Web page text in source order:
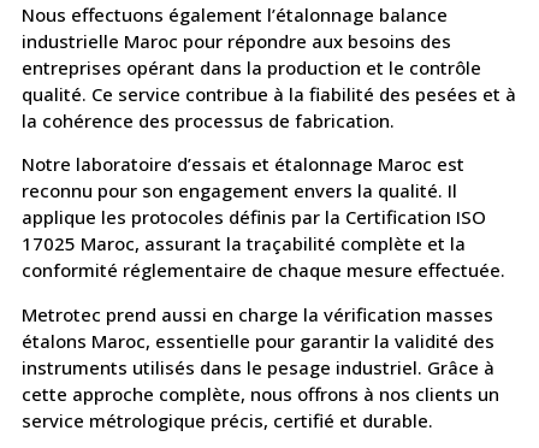
Nous effectuons également l’étalonnage balance
industrielle Maroc pour répondre aux besoins des
entreprises opérant dans la production et le contrôle
qualité. Ce service contribue à la fiabilité des pesées et à
la cohérence des processus de fabrication.
Notre laboratoire d’essais et étalonnage Maroc est
reconnu pour son engagement envers la qualité. Il
applique les protocoles définis par la Certification ISO
17025 Maroc, assurant la traçabilité complète et la
conformité réglementaire de chaque mesure effectuée.
Metrotec prend aussi en charge la vérification masses
étalons Maroc, essentielle pour garantir la validité des
instruments utilisés dans le pesage industriel. Grâce à
cette approche complète, nous offrons à nos clients un
service métrologique précis, certifié et durable.